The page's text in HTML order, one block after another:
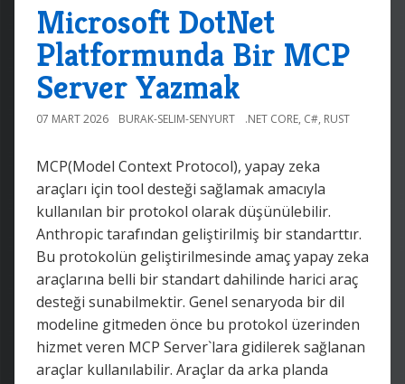
Microsoft DotNet
Platformunda Bir MCP
Server Yazmak
07 MART 2026 BURAK-SELIM-SENYURT .NET CORE, C#, RUST
MCP(Model Context Protocol), yapay zeka
araçları için tool desteği sağlamak amacıyla
kullanılan bir protokol olarak düşünülebilir.
Anthropic tarafından geliştirilmiş bir standarttır.
Bu protokolün geliştirilmesinde amaç yapay zeka
araçlarına belli bir standart dahilinde harici araç
desteği sunabilmektir. Genel senaryoda bir dil
modeline gitmeden önce bu protokol üzerinden
hizmet veren MCP Server`lara gidilerek sağlanan
araçlar kullanılabilir. Araçlar da arka planda